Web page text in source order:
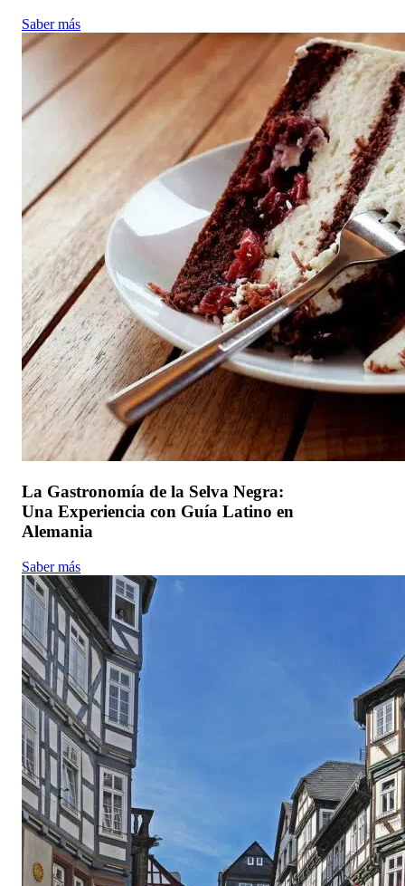
Saber más
La Gastronomía de la Selva Negra:
Una Experiencia con Guía Latino en
Alemania
Saber más